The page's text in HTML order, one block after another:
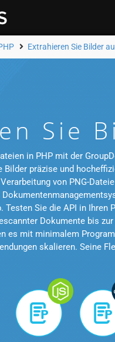
Extrahieren Sie Bilder
Sie
in PHP mit der
Bilder präzise und
von PNG-
Sie die API in Ihren
Dokumente bis
es mit minimalem
skalieren. Seine